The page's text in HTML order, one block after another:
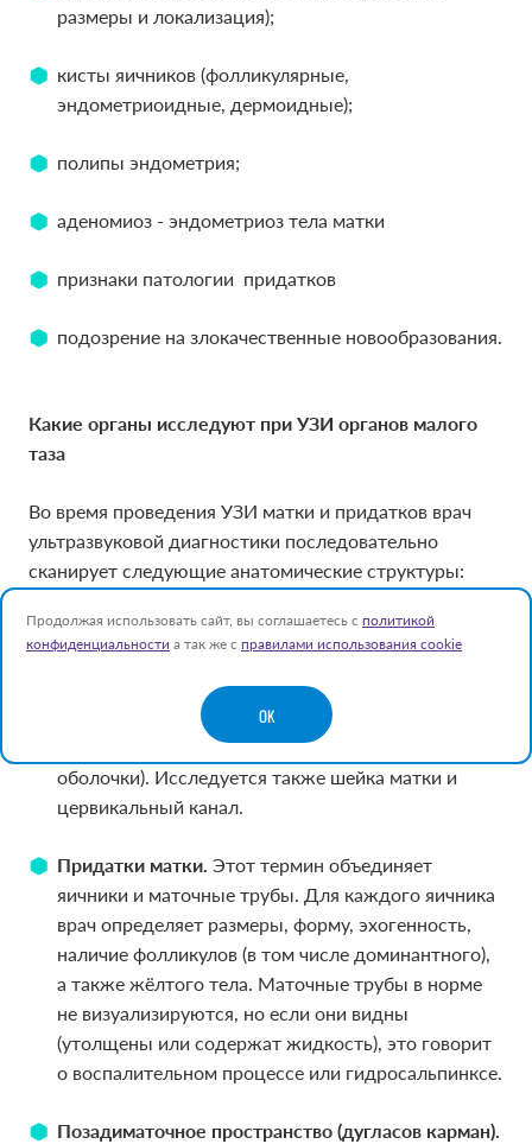
размеры и локализация);
кисты яичников (фолликулярные,
эндометриоидные, дермоидные);
полипы эндометрия;
аденомиоз - эндометриоз тела матки
признаки патологии придатков
подозрение на злокачественные новообразования.
Какие органы исследуют при УЗИ органов малого
таза
Во время проведения УЗИ матки и придатков врач
ультразвуковой диагностики последовательно
сканирует следующие анатомические структуры:
Матка.Оценивается положение органа в малом
тазу (антефлексия, ретрофлексия), форма,
контуры, размеры (длина, ширина, передне-
задний размер), состояние миометрия (мышечной
стенки) и эндометрия (внутренней слизистой
оболочки). Исследуется также шейка матки и
цервикальный канал.
Придатки матки. Этот термин объединяет
яичники и маточные трубы. Для каждого яичника
врач определяет размеры, форму, эхогенность,
наличие фолликулов (в том числе доминантного),
а также жёлтого тела. Маточные трубы в норме
не визуализируются, но если они видны
(утолщены или содержат жидкость), это говорит
о воспалительном процессе или гидросальпинксе.
Позадиматочное пространство (дугласов карман).
размеры и локализация);
кисты яичников (фолликулярные,
эндометриоидные, дермоидные);
полипы эндометрия;
аденомиоз - эндометриоз тела матки
признаки патологии придатков
подозрение на злокачественные новообразования.
Какие органы исследуют при УЗИ органов малого
таза
Во время проведения УЗИ матки и придатков врач
ультразвуковой диагностики последовательно
сканирует следующие анатомические структуры:
Матка.Оценивается положение органа в малом
тазу (антефлексия, ретрофлексия), форма,
контуры, размеры (длина, ширина, передне-
задний размер), состояние миометрия (мышечной
стенки) и эндометрия (внутренней слизистой
оболочки). Исследуется также шейка матки и
цервикальный канал.
Придатки матки. Этот термин объединяет
яичники и маточные трубы. Для каждого яичника
врач определяет размеры, форму, эхогенность,
наличие фолликулов (в том числе доминантного),
а также жёлтого тела. Маточные трубы в норме
не визуализируются, но если они видны
(утолщены или содержат жидкость), это говорит
о воспалительном процессе или гидросальпинксе.
Позадиматочное пространство (дугласов карман).
Продолжая использовать сайт, вы соглашаетесь с политикой
конфиденциальности а так же с правилами использования cookie
OK